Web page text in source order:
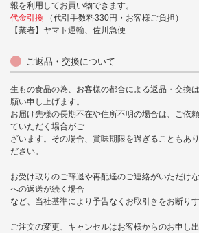
報を利用してお買い物できます。
代金引換
（代引手数料330円・お客様ご負担）
【業者】ヤマト運輸、佐川急便
ご返品・交換について
生もの食品の為、お客様の都合による返品・交換
願い申し上げます。
お届け先様の長期不在や住所不明の場合は、ご依
ていただく場合がご
ざいます。その場合、賞味期限を過ぎることもあ
ださい。
お受け取りのご辞退や再配達のご連絡がいただけ
への返送が続く場合
など、当社基準により予告なくお取引きをお断り
ご注文の変更、キャンセルはお客様からのお申し